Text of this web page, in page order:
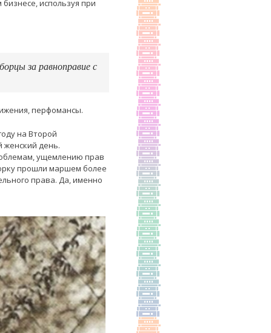
используя при
за равноправие с
перфомансы.
на Второй
день.
ущемлению прав
прошли маршем более
права. Да, именно